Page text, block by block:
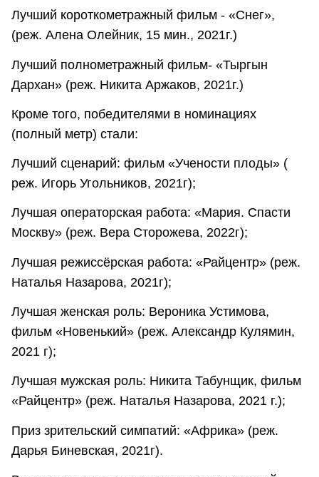
Лучший короткометражный фильм - «Снег»,
(реж. Алена Олейник, 15 мин., 2021г.)
Лучший полнометражный фильм- «Тыргын
Дархан» (реж. Никита Аржаков, 2021г.)
Кроме того, победителями в номинациях
(полный метр) стали:
Лучший сценарий: фильм «Учености плоды» (
реж. Игорь Угольников, 2021г);
Лучшая операторская работа: «Мария. Спасти
Москву» (реж. Вера Сторожева, 2022г);
Лучшая режиссёрская работа: «Райцентр» (реж.
Наталья Назарова, 2021г);
Лучшая женская роль: Вероника Устимова,
фильм «Новенький» (реж. Александр Кулямин,
2021 г);
Лучшая мужская роль: Никита Табунщик, фильм
«Райцентр» (реж. Наталья Назарова, 2021 г.);
Приз зрительский симпатий: «Африка» (реж.
Дарья Биневская, 2021г).